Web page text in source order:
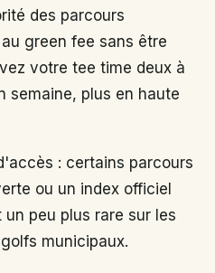
des parcours
green fee sans être
votre tee time deux à
semaine, plus en haute
: certains parcours
ou un index officiel
peu plus rare sur les
municipaux.